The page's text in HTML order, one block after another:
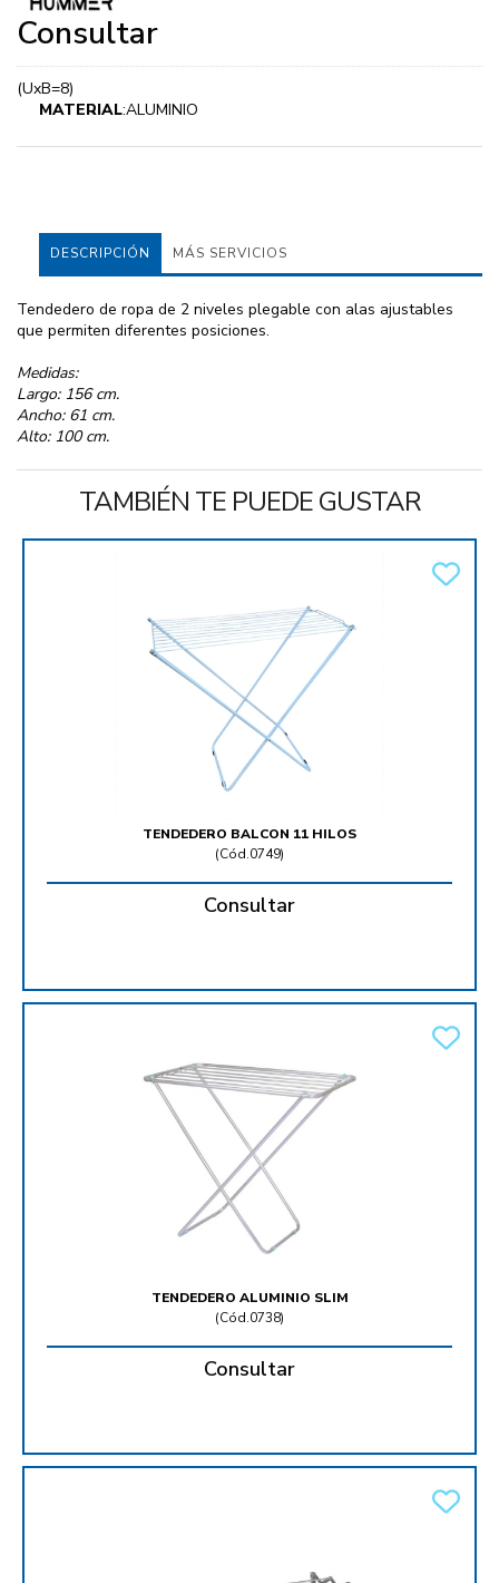
Consultar
(UxB=8)
MATERIAL:ALUMINIO
DESCRIPCIÓN MÁS SERVICIOS
Tendedero de ropa de 2 niveles plegable con alas ajustables
que permiten diferentes posiciones.
Medidas:
Largo: 156 cm.
Ancho: 61 cm.
Alto: 100 cm.
TAMBIÉN TE PUEDE GUSTAR
TENDEDERO BALCON 11 HILOS
(Cód.0749)
Consultar
TENDEDERO ALUMINIO SLIM
(Cód.0738)
Consultar